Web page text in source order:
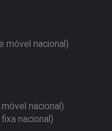
móvel nacional)
nacional)
nacional)